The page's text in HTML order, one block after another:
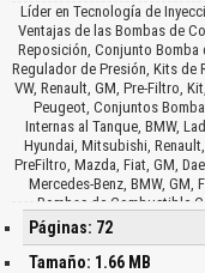
Líder en Tecnología de
Ventajas de las Bombas de
Reposición, Conjunto
Regulador de Presión, Kits de
VW, Renault, GM, Pre-Filtro,
Peugeot, Conjuntos
Internas al Tanque, BMW,
Hyundai, Mitsubishi,
PreFiltro, Mazda, Fiat, GM,
Mercedes-Benz, BMW, GM,
Bombas de Combustible
Presión, Kits de Repuesto,
Conector Eléctrico, Tubo de
Páginas: 72
Tamaño: 1.66 MB